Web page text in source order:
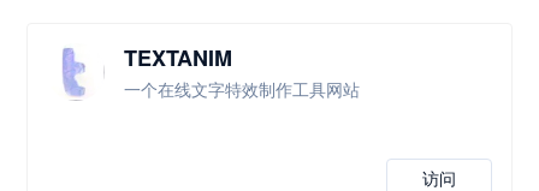
TEXTANIM
一个在线文字特效制作工具网站
访问